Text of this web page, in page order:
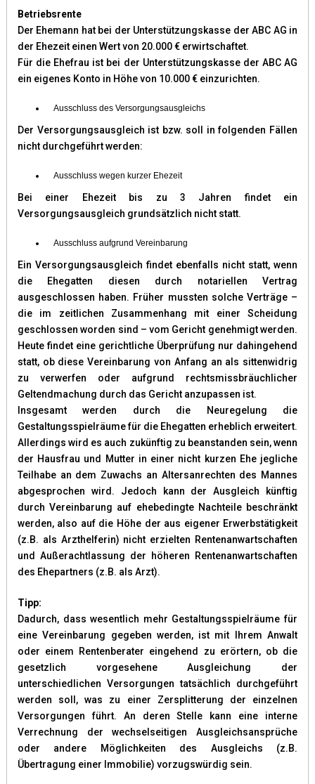
Betriebsrente
Der Ehemann hat bei der Unterstützungskasse der ABC AG in
der Ehezeit einen Wert von 20.000 € erwirtschaftet.
Für die Ehefrau ist bei der Unterstützungskasse der ABC AG
ein eigenes Konto in Höhe von 10.000 € einzurichten.
Ausschluss des Versorgungsausgleichs
Der Versorgungsausgleich ist bzw. soll in folgenden Fällen
nicht durchgeführt werden:
Ausschluss wegen kurzer Ehezeit
Bei einer Ehezeit bis zu 3 Jahren findet ein
Versorgungsausgleich grundsätzlich nicht statt.
Ausschluss aufgrund Vereinbarung
Ein Versorgungsausgleich findet ebenfalls nicht statt, wenn
die Ehegatten diesen durch notariellen Vertrag
ausgeschlossen haben. Früher mussten solche Verträge –
die im zeitlichen Zusammenhang mit einer Scheidung
geschlossen worden sind – vom Gericht genehmigt werden.
Heute findet eine gerichtliche Überprüfung nur dahingehend
statt, ob diese Vereinbarung von Anfang an als sittenwidrig
zu verwerfen oder aufgrund rechtsmissbräuchlicher
Geltendmachung durch das Gericht anzupassen ist.
Insgesamt werden durch die Neuregelung die
Gestaltungsspielräume für die Ehegatten erheblich erweitert.
Allerdings wird es auch zukünftig zu beanstanden sein, wenn
der Hausfrau und Mutter in einer nicht kurzen Ehe jegliche
Teilhabe an dem Zuwachs an Altersanrechten des Mannes
abgesprochen wird. Jedoch kann der Ausgleich künftig
durch Vereinbarung auf ehebedingte Nachteile beschränkt
werden, also auf die Höhe der aus eigener Erwerbstätigkeit
(z.B. als Arzthelferin) nicht erzielten Rentenanwartschaften
und Außerachtlassung der höheren Rentenanwartschaften
des Ehepartners (z.B. als Arzt).
Tipp:
Dadurch, dass wesentlich mehr Gestaltungsspielräume für
eine Vereinbarung gegeben werden, ist mit Ihrem Anwalt
oder einem Rentenberater eingehend zu erörtern, ob die
gesetzlich vorgesehene Ausgleichung der
unterschiedlichen Versorgungen tatsächlich durchgeführt
werden soll, was zu einer Zersplitterung der einzelnen
Versorgungen führt. An deren Stelle kann eine interne
Verrechnung der wechselseitigen Ausgleichsansprüche
oder andere Möglichkeiten des Ausgleichs (z.B.
Übertragung einer Immobilie) vorzugswürdig sein.